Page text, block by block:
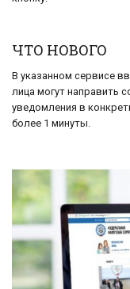
ЧТО НОВОГО
В указанном сервисе
лица могут направить
уведомления в
более 1 минуты.